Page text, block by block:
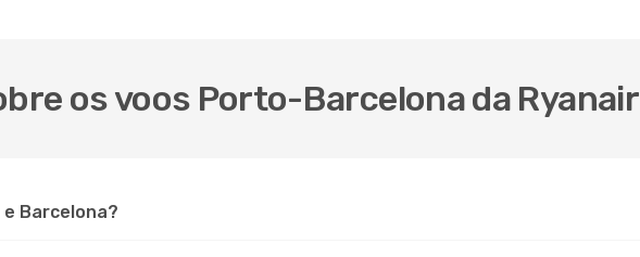
os voos Porto-Barcelona da Ryanair
Barcelona?